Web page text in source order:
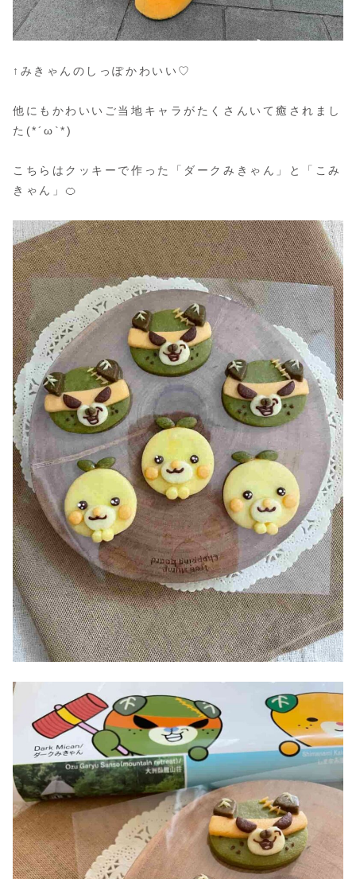
↑みきゃんのしっぽかわいい♡
他にもかわいいご当地キャラがたくさんいて癒されまし
た(*´ω`*)
こちらはクッキーで作った「ダークみきゃん」と「こみ
きゃん」🍊